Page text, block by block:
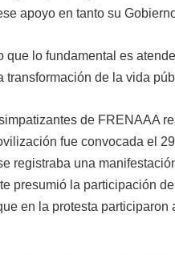
apoyo en tanto su
que lo fundamental es
transformación de la vida
de FRENAAA
fue convocada el
registraba una
presumió la participación de
en la protesta participaron